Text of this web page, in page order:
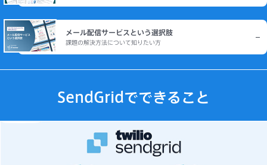
メール配信サービスという選択肢
課題の解決方法について知りたい方
SendGridでできること